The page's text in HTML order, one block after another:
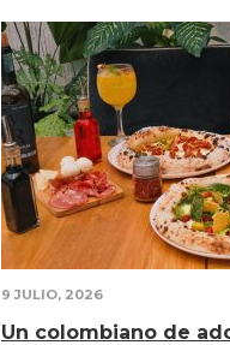
9 JULIO, 2026
Un colombiano de